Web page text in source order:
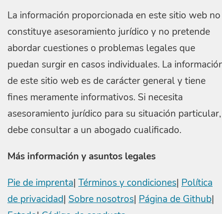
La información proporcionada en este sitio web no
constituye asesoramiento jurídico y no pretende
abordar cuestiones o problemas legales que
puedan surgir en casos individuales. La
de este sitio web es de carácter general y tiene
fines meramente informativos. Si necesita
asesoramiento jurídico para su situación particular,
debe consultar a un abogado cualificado.
Más información y asuntos legales
Pie de imprenta| Términos y condiciones| Política
de privacidad| Sobre nosotros| Página de Github|